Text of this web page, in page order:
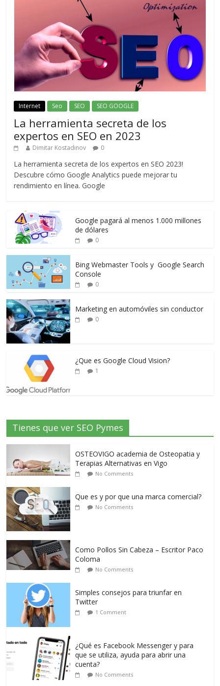
Internet Seo SEO SEO GOOGLE
La herramienta secreta de los
expertos en SEO en 2023
Dimitar Kostadinov 0
La herramienta secreta de los expertos en SEO 2023!
Descubre cómo Google Analytics puede mejorar tu
rendimiento en línea. Google
Google pagará al menos 1.000 millones
de dólares
0
Bing Webmaster Tools y Google Search
Console
0
Marketing en automóviles sin conductor
0
¿Que es Google Cloud Vision?
1
Tienes que ver SEO Pymes
OSTEOVIGO academia de Osteopatia y
Terapias Alternativas en Vigo
No Comments
Que es y por que una marca comercial?
No Comments
Como Pollos Sin Cabeza – Escritor Paco
Coloma
No Comments
Simples consejos para triunfar en
Twitter
1 Comment
¿Qué es Facebook Messenger y para
que se utiliza, ayuda para abrir una
cuenta?
No Comments